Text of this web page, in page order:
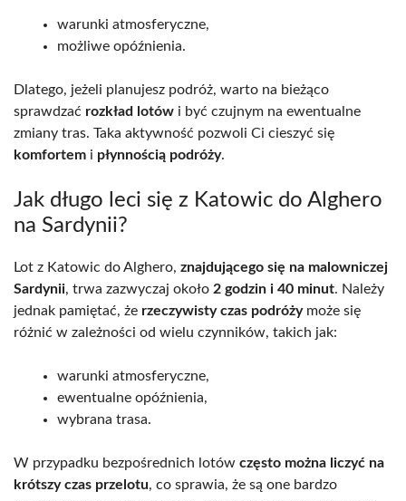
warunki atmosferyczne,
możliwe opóźnienia.
Dlatego, jeżeli planujesz podróż, warto na bieżąco
sprawdzać rozkład lotów i być czujnym na ewentualne
zmiany tras. Taka aktywność pozwoli Ci cieszyć się
komfortem i płynnością podróży.
Jak długo leci się z Katowic do Alghero
na Sardynii?
Lot z Katowic do Alghero, znajdującego się na malowniczej
Sardynii, trwa zazwyczaj około 2 godzin i 40 minut. Należy
jednak pamiętać, że rzeczywisty czas podróżymoże się
różnić w zależności od wielu czynników, takich jak:
warunki atmosferyczne,
ewentualne opóźnienia,
wybrana trasa.
W przypadku bezpośrednich lotów często można liczyć na
krótszy czas przelotu, co sprawia, że są one bardzo